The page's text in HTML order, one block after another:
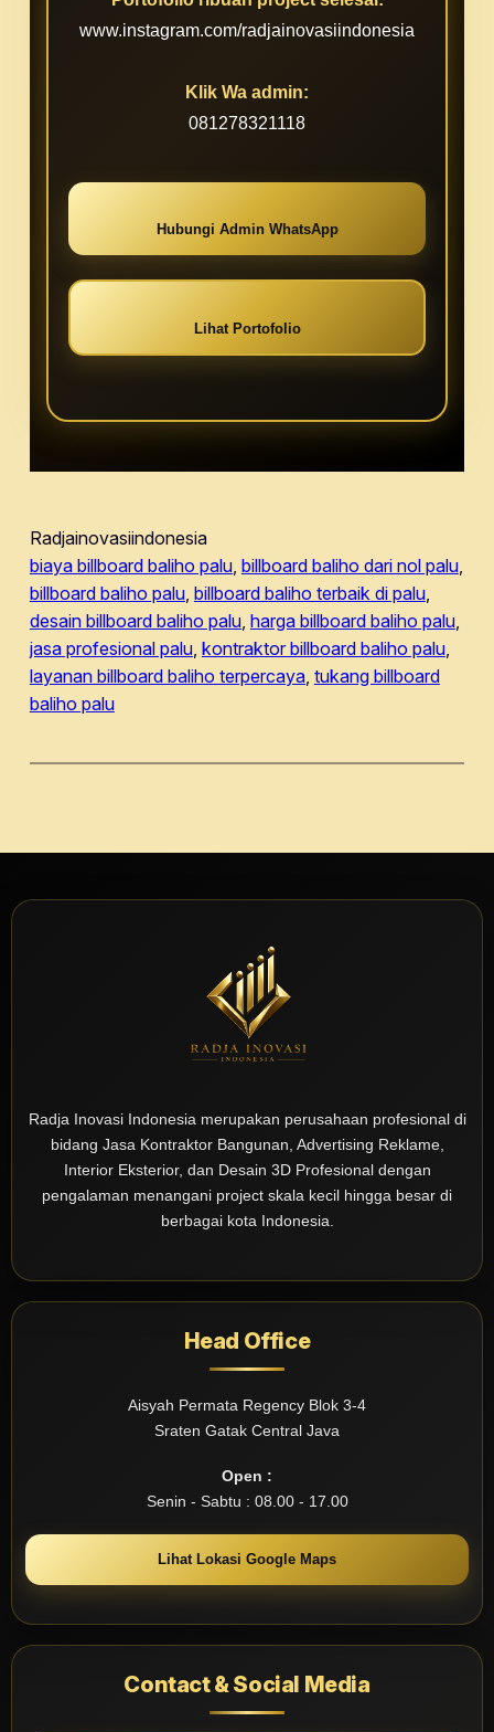
www.instagram.com/radjainovasiindonesia
Klik Wa admin:
081278321118
Hubungi Admin WhatsApp
Lihat Portofolio
Radjainovasiindonesia
biaya billboard baliho palu, billboard baliho dari nol palu
billboard baliho palu, billboard baliho terbaik di palu
desain billboard baliho palu, harga billboard baliho palu
jasa profesional palu, kontraktor billboard baliho palu
layanan billboard baliho terpercaya, tukang billboard
baliho palu
Radja Inovasi Indonesia merupakan perusahaan profesional di
bidang Jasa Kontraktor Bangunan, Advertising Reklame,
Interior Eksterior, dan Desain 3D Profesional dengan
pengalaman menangani project skala kecil hingga besar di
berbagai kota Indonesia.
Head Office
Aisyah Permata Regency Blok 3-4
Sraten Gatak Central Java
Open :
Senin - Sabtu : 08.00 - 17.00
Lihat Lokasi Google Maps
Contact & Social Media